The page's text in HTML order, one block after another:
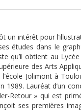
intérêt pour
études dans le
qu’il obtient au
des Arts
Jolimont à
Lauréat d’un
Retour » qui est
ses premières